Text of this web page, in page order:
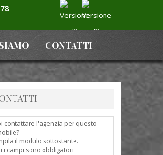
CONTATTI
contattare l'agenzia per questo
il modulo sottostante.
i campi sono obbligatori.